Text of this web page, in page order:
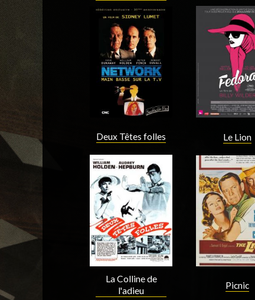
Acteur Acteur
Deux Têtes folles Le Lion
La Colline de
l'adieu
Picnic